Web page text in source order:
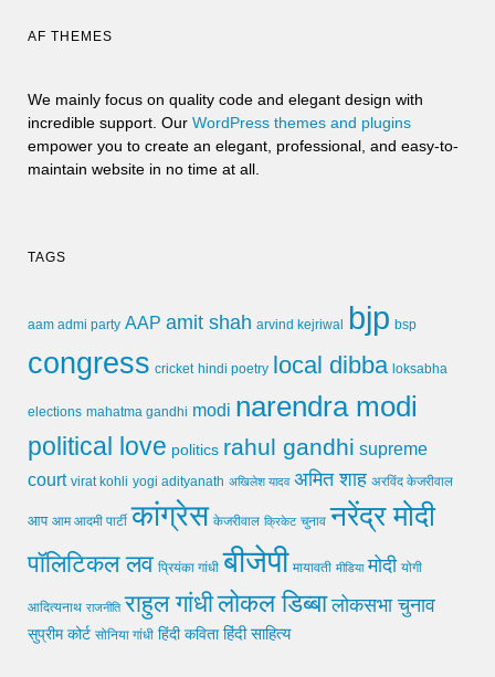
AF THEMES
We mainly focus on quality code and elegant design with
incredible support. Our WordPress themes and plugins
empower you to create an elegant, professional, and easy-to-
maintain website in no time at all.
TAGS
aam admi party AAP amit shah arvind kejriwal bjp bsp
congress cricket hindi poetry local dibba loksabha
elections mahatma gandhi modi narendra modi
political love politics rahul gandhi supreme
court virat kohli yogi adityanath अखिलेश यादव अमित शाह अरविंद केजरीवाल
आप आम आदमी पार्टी कांग्रेस केजरीवाल क्रिकेट चुनाव नरेंद्र मोदी
पॉलिटिकल लव प्रियंका गांधी बीजेपी मायावती मीडिया मोदी योगी
आदित्यनाथ राजनीति राहुल गांधीलोकल डिब्बा लोकसभा चुनाव
सुप्रीम कोर्ट सोनिया गांधी हिंदी कविता हिंदी साहित्य